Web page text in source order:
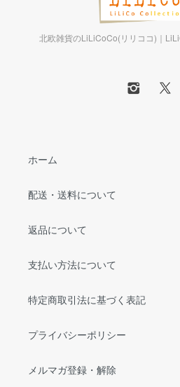
北欧雑貨のLiLiCoCo(リリココ)｜
ホーム
配送・送料について
返品について
支払い方法について
特定商取引法に基づく表記
プライバシーポリシー
メルマガ登録・解除